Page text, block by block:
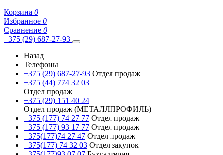
Корзина 0
Избранное 0
Сравнение 0
+375 (29) 687-27-93
Назад
Телефоны
+375 (29) 687-27-93 Отдел продаж
+375 (44) 774 32 03
Отдел продаж
+375 (29) 151 40 24
Отдел продаж (МЕТАЛЛПРОФИЛЬ)
+375 (177) 74 27 77 Отдел продаж
+375 (177) 93 17 77 Отдел продаж
+375(177)74 27 47 Отдел продаж
+375(177) 74 32 03 Отдел закупок